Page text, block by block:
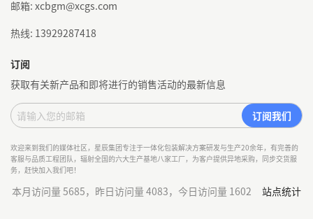
邮箱: xcbgm@xcgs.com
热线: 13929287418
订阅
获取有关新产品和即将进行的销售活动的最新信息
欢迎来到我们的媒体社区，星辰集团专注于一体化包装解决方案研发与生产20余年，有完善的
客服与品质工程团队，辐射全国的六大生产基地八家工厂，为客户提供异地采购，同步交货服
务，赶快加入我们吧！
本月访问量 5685，昨日访问量 4083，今日访问量 1602 站点统计